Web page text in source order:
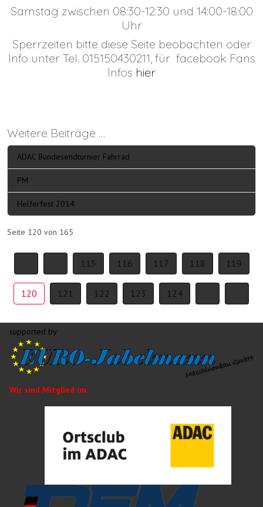
Samstag zwischen 08:30-12:30 und 14:00-18:00
Uhr
Sperrzeiten bitte diese Seite beobachten oder
Info unter Tel. 015150430211, für facebook Fans
Infos hier
Weitere Beiträge …
ADAC Bundesendturnier Fahrrad
PM
Helferfest 2014
Seite 120 von 165
115 116 117 118 119
120 121 122 123 124
supported by
Wir sind Mitglied im: